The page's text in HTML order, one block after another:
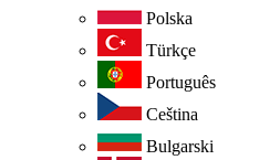
Polska
Türkçe
Português
Ceština
Bulgarski